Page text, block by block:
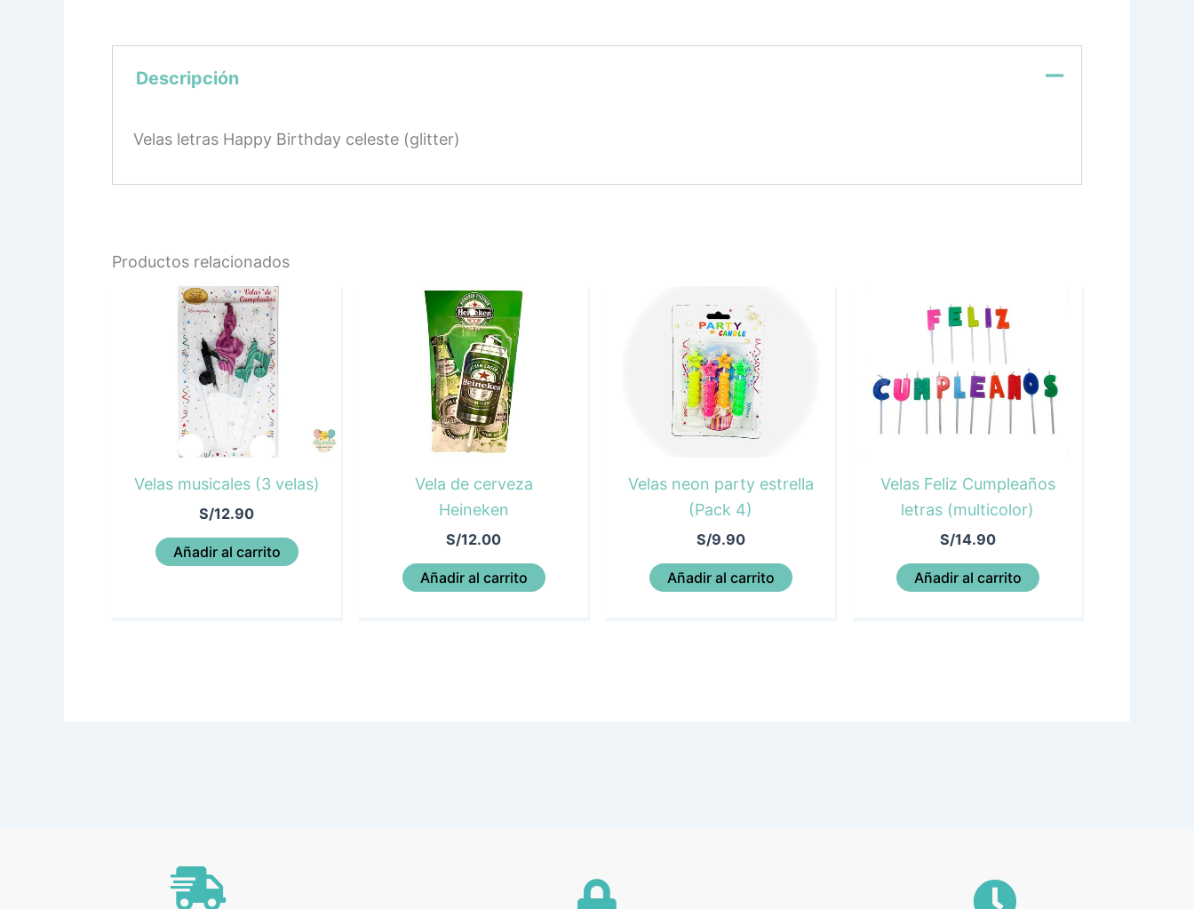
Descripción
Velas letras Happy Birthday celeste (glitter)
Productos relacionados
Velas musicales (3 velas)
S/12.90
Añadir al carrito
Vela de cerveza
Heineken
S/12.00
Añadir al carrito
Velas neon party estrella
(Pack 4)
S/9.90
Añadir al carrito
Velas Feliz Cumpleaños
letras (multicolor)
S/14.90
Añadir al carrito